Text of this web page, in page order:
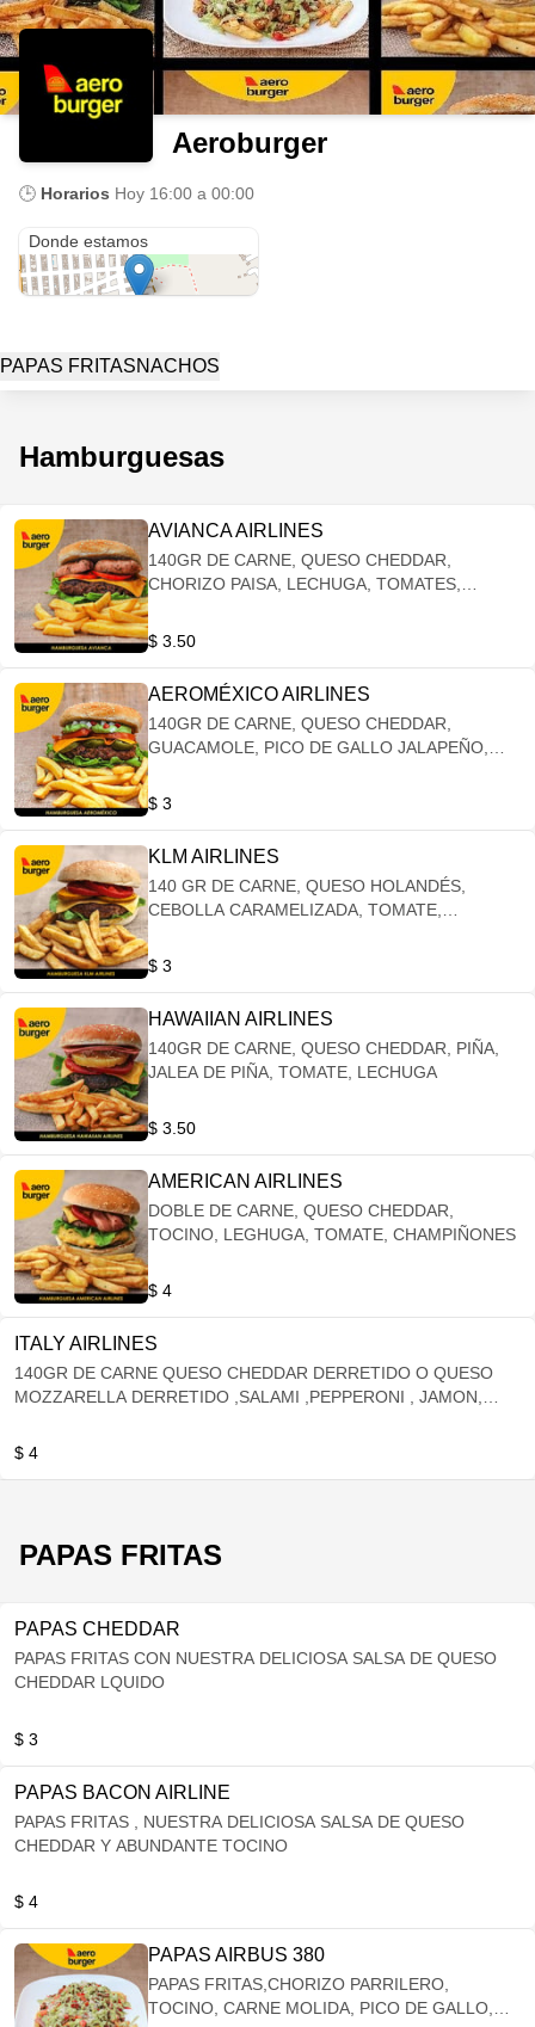
Aeroburger
🕒 Horarios Hoy 16:00 a 00:00
Donde estamos
PAPAS FRITASNACHOS
Hamburguesas
AVIANCA AIRLINES
140GR DE CARNE, QUESO CHEDDAR,
CHORIZO PAISA, LECHUGA, TOMATES,
$ 3.50
AEROMÉXICO AIRLINES
140GR DE CARNE, QUESO CHEDDAR,
GUACAMOLE, PICO DE GALLO JALAPEÑO,
$ 3
KLM AIRLINES
140 GR DE CARNE, QUESO HOLANDÉS,
CEBOLLA CARAMELIZADA, TOMATE,
$ 3
HAWAIIAN AIRLINES
140GR DE CARNE, QUESO CHEDDAR, PIÑA,
JALEA DE PIÑA, TOMATE, LECHUGA
$ 3.50
AMERICAN AIRLINES
DOBLE DE CARNE, QUESO CHEDDAR,
TOCINO, LEGHUGA, TOMATE, CHAMPIÑONES
$ 4
ITALY AIRLINES
140GR DE CARNE QUESO CHEDDAR DERRETIDO O QUESO
MOZZARELLA DERRETIDO ,SALAMI ,PEPPERONI , JAMON,
$ 4
PAPAS FRITAS
PAPAS CHEDDAR
PAPAS FRITAS CON NUESTRA DELICIOSA SALSA DE QUESO
CHEDDAR LQUIDO
$ 3
PAPAS BACON AIRLINE
PAPAS FRITAS , NUESTRA DELICIOSA SALSA DE QUESO
CHEDDAR Y ABUNDANTE TOCINO
$ 4
PAPAS AIRBUS 380
PAPAS FRITAS,CHORIZO PARRILERO,
TOCINO, CARNE MOLIDA, PICO DE GALLO,